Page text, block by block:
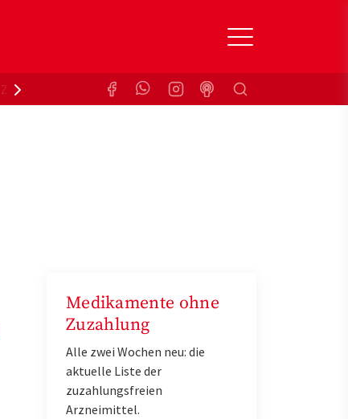
Zuzahlungsbefreiung KrankenkasseSuchen
Medikamente ohne
Zuzahlung
Alle zwei Wochen neu: die
aktuelle Liste der
zuzahlungsfreien
Arzneimittel.